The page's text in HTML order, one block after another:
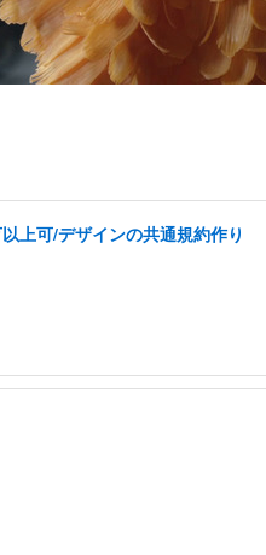
上可/デザインの共通規約作り